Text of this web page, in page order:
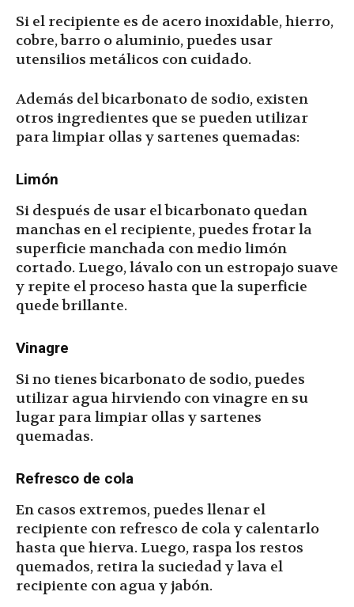
Si el recipiente es de acero inoxidable, hierro,
cobre, barro o aluminio, puedes usar
utensilios metálicos con cuidado.
Además del bicarbonato de sodio, existen
otros ingredientes que se pueden utilizar
para limpiar ollas y sartenes quemadas:
Limón
Si después de usar el bicarbonato quedan
manchas en el recipiente, puedes frotar la
superficie manchada con medio limón
cortado. Luego, lávalo con un estropajo suave
y repite el proceso hasta que la superficie
quede brillante.
Vinagre
Si no tienes bicarbonato de sodio, puedes
utilizar agua hirviendo con vinagre en su
lugar para limpiar ollas y sartenes
quemadas.
Refresco de cola
En casos extremos, puedes llenar el
recipiente con refresco de cola y calentarlo
hasta que hierva. Luego, raspa los restos
quemados, retira la suciedad y lava el
recipiente con agua y jabón.